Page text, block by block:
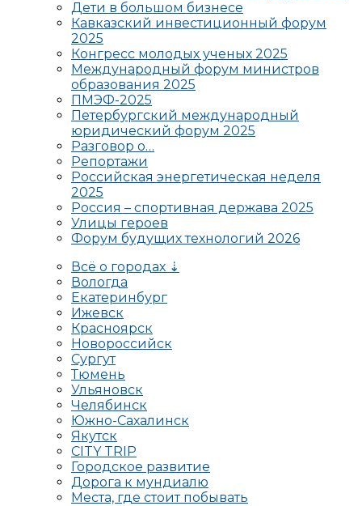
Дети в большом бизнесе
Кавказский инвестиционный форум
2025
Конгресс молодых ученых 2025
Международный форум министров
образования 2025
ПМЭФ-2025
Петербургский международный
юридический форум 2025
Разговор о…
Репортажи
Российская энергетическая неделя
2025
Россия – спортивная держава 2025
Улицы героев
Форум будущих технологий 2026
Всё о городах ⇣
Вологда
Екатеринбург
Ижевск
Красноярск
Новороссийск
Сургут
Тюмень
Ульяновск
Челябинск
Южно-Сахалинск
Якутск
CITY TRIP
Городское развитие
Дорога к мундиалю
Места, где стоит побывать